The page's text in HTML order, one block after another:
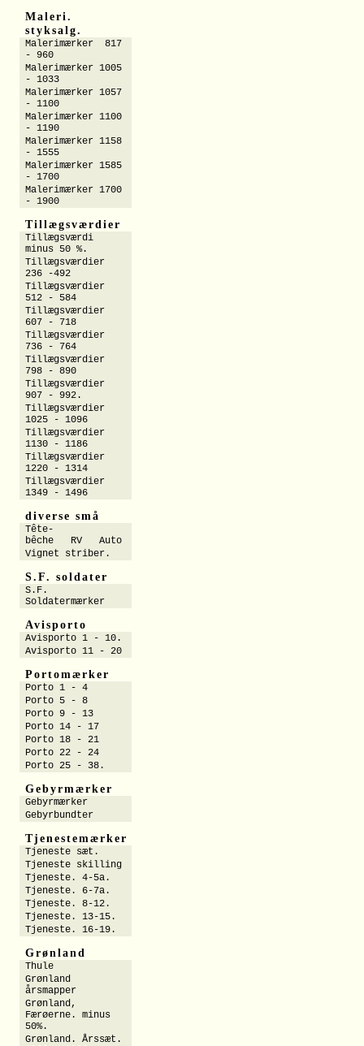
Maleri.
styksalg.
Malerimærker 817
- 960
Malerimærker 1005
- 1033
Malerimærker 1057
- 1100
Malerimærker 1100
- 1190
Malerimærker 1158
- 1555
Malerimærker 1585
- 1700
Malerimærker 1700
- 1900
Tillægsværdier
Tillægsværdi
minus 50 %.
Tillægsværdier
236 -492
Tillægsværdier
512 - 584
Tillægsværdier
607 - 718
Tillægsværdier
736 - 764
Tillægsværdier
798 - 890
Tillægsværdier
907 - 992.
Tillægsværdier
1025 - 1096
Tillægsværdier
1130 - 1186
Tillægsværdier
1220 - 1314
Tillægsværdier
1349 - 1496
diverse små
Tête-
bêche RV Auto
Vignet striber.
S.F. soldater
S.F.
Soldatermærker
Avisporto
Avisporto 1 - 10.
Avisporto 11 - 20
Portomærker
Porto 1 - 4
Porto 5 - 8
Porto 9 - 13
Porto 14 - 17
Porto 18 - 21
Porto 22 - 24
Porto 25 - 38.
Gebyrmærker
Gebyrmærker
Gebyrbundter
Tjenestemærker
Tjeneste sæt.
Tjeneste skilling
Tjeneste. 4-5a.
Tjeneste. 6-7a.
Tjeneste. 8-12.
Tjeneste. 13-15.
Tjeneste. 16-19.
Grønland
Thule
Grønland
årsmapper
Grønland,
Færøerne. minus
50%.
Grønland. Årssæt.